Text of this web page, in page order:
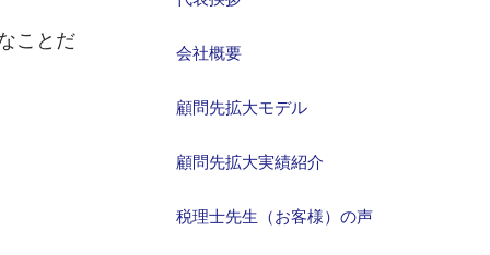
ことだ
会社概要
顧問先拡大モデル
顧問先拡大実績紹介
税理士先生（お客様）の声